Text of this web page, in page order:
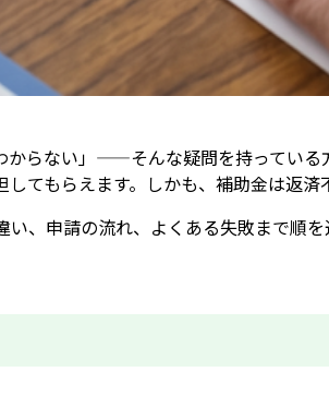
らない」——そんな疑問を持ってい
てもらえます。しかも、補助金は返
、申請の流れ、よくある失敗まで